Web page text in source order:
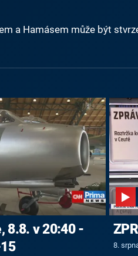
a Hamásem může být
8.8. v 20:40 -
8.